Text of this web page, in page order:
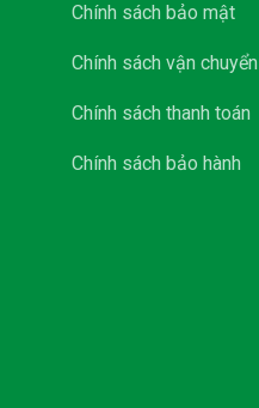
Chính sách bảo mật
Chính sách vận chuyển
Chính sách thanh toán
Chính sách bảo hành